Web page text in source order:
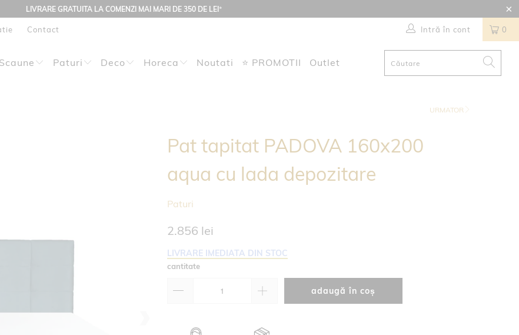
LIVRARE GRATUITA LA COMENZI MAI MARI DE 350 DE LEI*
Contact 0
Intră în cont
Scaune Paturi Deco Horeca Noutati ⭐ PROMOTII Outlet
URMATOR
Pat tapitat PADOVA 160x200
aqua cu lada depozitare
Paturi
2.856 lei
LIVRARE IMEDIATA DIN STOC
cantitate
adaugă în coș